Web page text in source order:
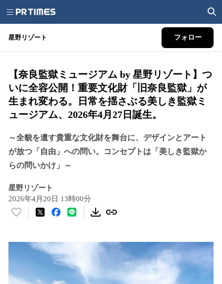
星野リゾート フォロー
【奈良監獄ミュージアム by 星野リゾート】つ
いに全容公開！重要文化財「旧奈良監獄」が
生まれ変わる。日常を揺さぶる美しき監獄ミ
ュージアム、2026年4月27日誕生。
～全貌を遺す貴重な文化財を舞台に、デザインとアート
が放つ「自由」への問い。コンセプトは「美しき監獄か
らの問いかけ」～
星野リゾート
2026年4月20日 13時00分
い
読